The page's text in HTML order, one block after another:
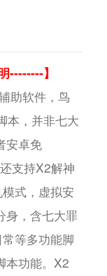
--------】
助软件，鸟
本，并非七大
安卓免
支持X2解神
式，虚拟安
身，含七大罪
等多功能脚
本功能。X2